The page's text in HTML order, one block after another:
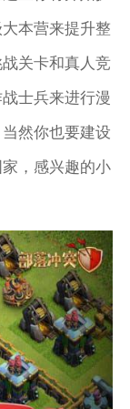
本营来提升整
关卡和真人竞
士兵来进行漫
然你也要建设
，感兴趣的小